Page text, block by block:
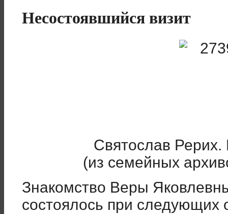
Несостоявшийся визит
Святослав
(из семейных
Знакомство Веры
состоялось при следующих